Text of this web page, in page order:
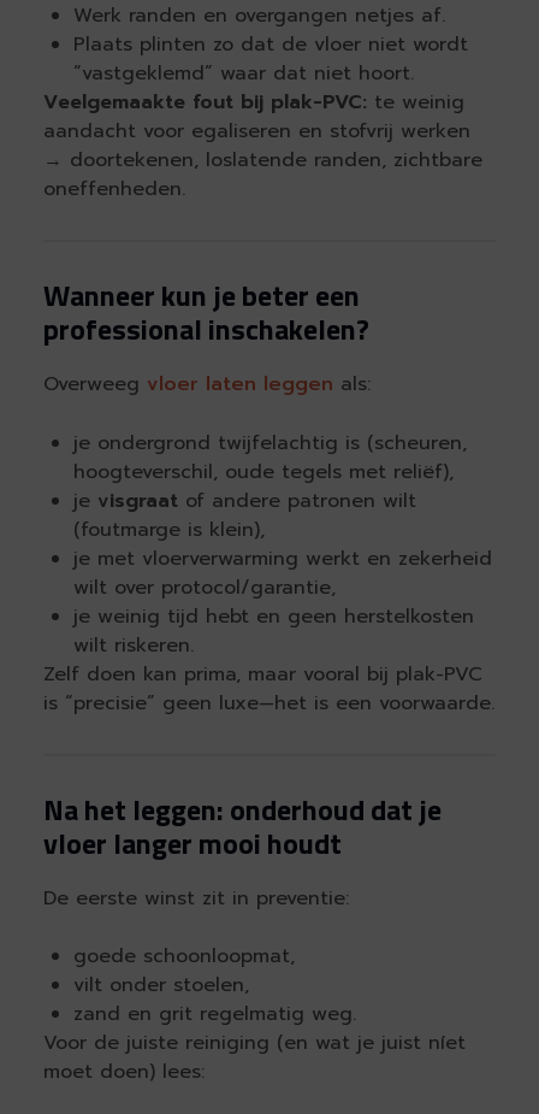
Werk randen en overgangen netjes af.
Plaats plinten zo dat de vloer niet wordt
“vastgeklemd” waar dat niet hoort.
Veelgemaakte fout bij plak-PVC: te weinig
aandacht voor egaliseren en stofvrij werken
→ doortekenen, loslatende randen, zichtbare
oneffenheden.
Wanneer kun je beter een
professional inschakelen?
Overweeg vloer laten leggen als:
je ondergrond twijfelachtig is (scheuren,
hoogteverschil, oude tegels met reliëf),
je visgraatof andere patronen wilt
(foutmarge is klein),
je met vloerverwarming werkt en zekerheid
wilt over protocol/garantie,
je weinig tijd hebt en geen herstelkosten
wilt riskeren.
Zelf doen kan prima, maar vooral bij plak-PVC
is “precisie” geen luxe—het is een voorwaarde.
Na het leggen: onderhoud dat je
vloer langer mooi houdt
De eerste winst zit in preventie:
goede schoonloopmat,
vilt onder stoelen,
zand en grit regelmatig weg.
Voor de juiste reiniging (en wat je juist níet
moet doen) lees: